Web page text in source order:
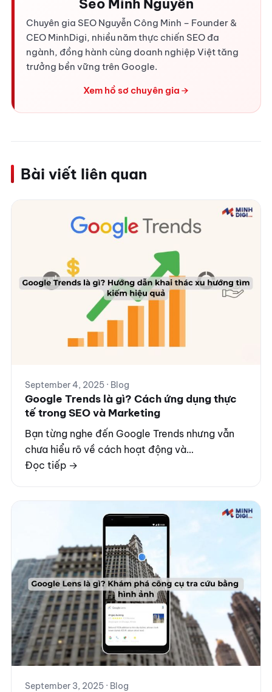
Seo Minh Nguyễn
Chuyên gia SEO Nguyễn Công Minh – Founder &
CEO MinhDigi, nhiều năm thực chiến SEO đa
ngành, đồng hành cùng doanh nghiệp Việt tăng
trưởng bền vững trên Google.
Xem hồ sơ chuyên gia
Bài viết liên quan
September 4, 2025 · Blog
Google Trends là gì? Cách ứng dụng thực
tế trong SEO và Marketing
Bạn từng nghe đến Google Trends nhưng vẫn
chưa hiểu rõ về cách hoạt động và…
Đọc tiếp →
September 3, 2025 · Blog